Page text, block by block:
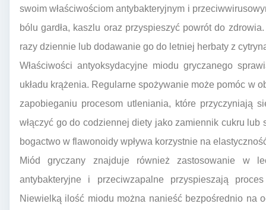
swoim właściwościom antybakteryjnym i
bólu gardła, kaszlu oraz przyspieszyć powrót do
razy dziennie lub dodawanie go do letniej herbaty z
Właściwości antyoksydacyjne miodu gryczanego
układu krążenia. Regularne spożywanie może pomóc w
zapobieganiu procesom utleniania, które przyczyniają
włączyć go do codziennej diety jako zamiennik cukru
bogactwo w flawonoidy wpływa korzystnie na
Miód gryczany znajduje również zastosowanie w
antybakteryjne i przeciwzapalne przyspieszają
Niewielką ilość miodu można nanieść bezpośrednio na